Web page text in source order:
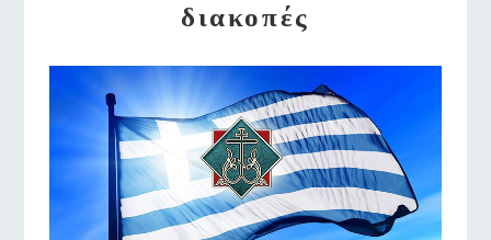
διακοπές